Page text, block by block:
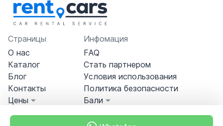
Страницы
О нас
Каталог
Блог
Контакты
Цены
Инфомация
FAQ
Стать партнером
Условия использования
Политика безопасности
Бали